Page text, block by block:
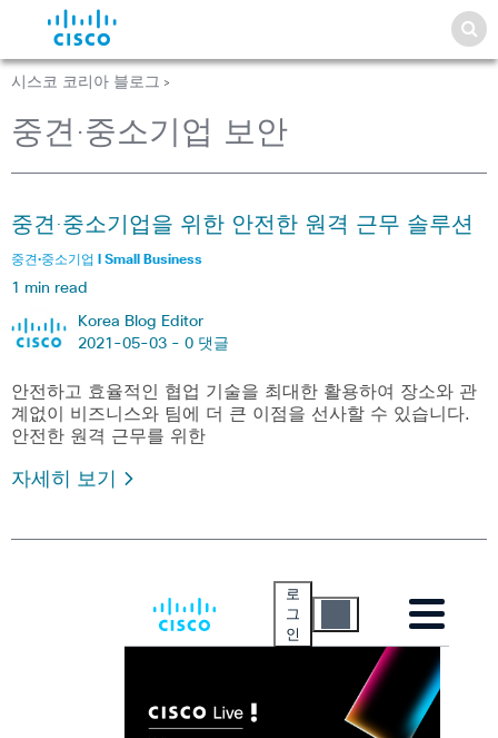
시스코 코리아 블로그 >
중견·중소기업 보안
중견·중소기업을 위한 안전한 원격 근무 솔루션
중견·중소기업 l Small Business
1 min read
Korea Blog Editor
2021-05-03 - 0 댓글
안전하고 효율적인 협업 기술을 최대한 활용하여 장소와 관
계없이 비즈니스와 팀에 더 큰 이점을 선사할 수 있습니다.
안전한 원격 근무를 위한
자세히 보기